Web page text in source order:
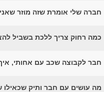
חברה שלי אומרת שזה מוזר
כמה רחוק צריך ללכת בשביל
חבר לקבוצה שכב עם אחותי,
מה עושים עם חבר ותיק